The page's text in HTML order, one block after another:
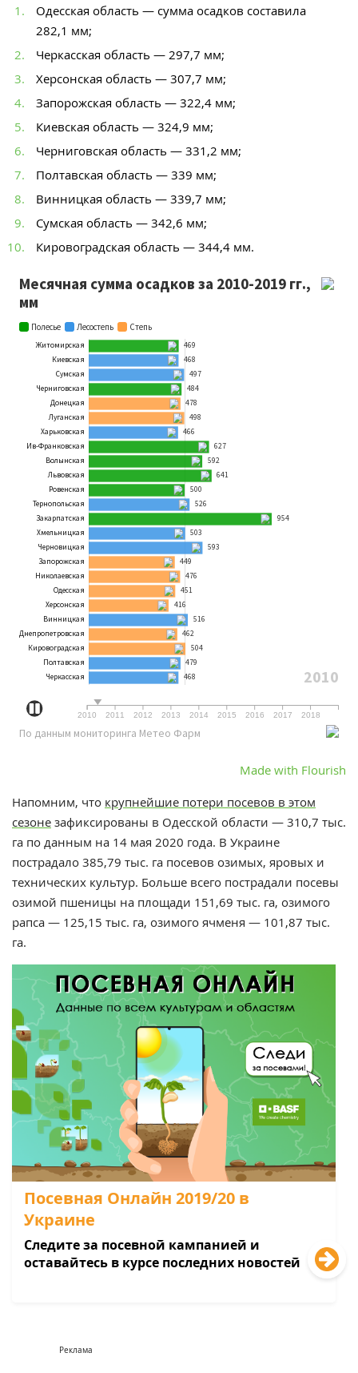
Одесская область — сумма осадков составила
282,1 мм;
Черкасская область — 297,7 мм;
Херсонская область — 307,7 мм;
Запорожская область — 322,4 мм;
Киевская область — 324,9 мм;
Черниговская область — 331,2 мм;
Полтавская область — 339 мм;
Винницкая область — 339,7 мм;
Сумская область — 342,6 мм;
Кировоградская область — 344,4 мм.
Made with Flourish
Напомним, что крупнейшие потери посевов в этом
сезоне зафиксированы в Одесской области — 310,7 тыс.
га по данным на 14 мая 2020 года. В Украине
пострадало 385,79 тыс. га посевов озимых, яровых и
технических культур. Больше всего пострадали посевы
озимой пшеницы на площади 151,69 тыс. га, озимого
рапса — 125,15 тыс. га, озимого ячменя — 101,87 тыс.
га.
Посевная Онлайн 2019/20 в
Украине
Следите за посевной кампанией и
оставайтесь в курсе последних новостей
Реклама